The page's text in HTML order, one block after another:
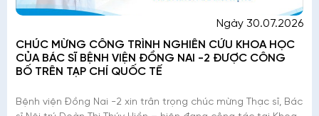
Ngày 30.07.2026
CHÚC MỪNG CÔNG TRÌNH NGHIÊN CỨU KHOA HỌC
CỦA BÁC SĨ BỆNH VIỆN ĐỒNG NAI -2 ĐƯỢC CÔNG
BỐ TRÊN TẠP CHÍ QUỐC TẾ
Bệnh viện Đồng Nai -2 xin trân trọng chúc mừng Thạc sĩ, Bác